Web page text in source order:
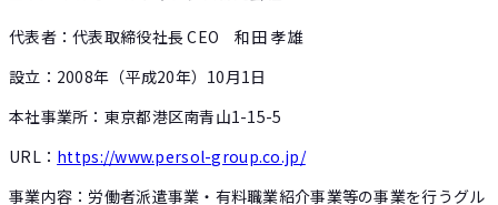
代表者：代表取締役社長 CEO 和田 孝雄
設立：2008年（平成20年）10月1日
本社事業所：東京都港区南青山1-15-5
URL： https://www.persol-group.co.jp/
事業内容：労働者派遣事業・有料職業紹介事業等の事業を行うグル